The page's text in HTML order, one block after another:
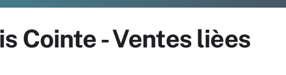
Cointe - Ventes lièes